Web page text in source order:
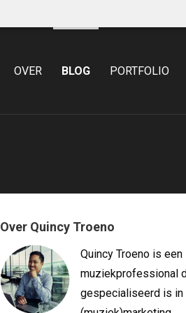
OVER BLOG PORTFOLIO
Over Quincy Troeno
Quincy Troeno is een
muziekprofessional
gespecialiseerd is in